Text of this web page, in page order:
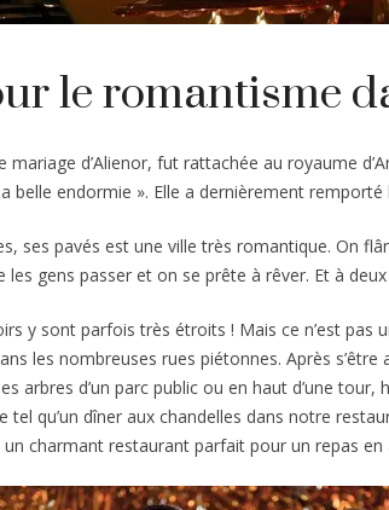
le romantisme
d’Alienor, fut rattachée au royaume
endormie ». Elle a dernièrement
ses pavés est une ville très romantique. On
les gens passer et on se prête à rêver. Et à deux
y sont parfois très étroits ! Mais ce n’est
les nombreuses rues piétonnes. Après
arbres d’un parc public ou en haut d’une
qu’un dîner aux chandelles dans notre
un charmant restaurant parfait pour un repas en